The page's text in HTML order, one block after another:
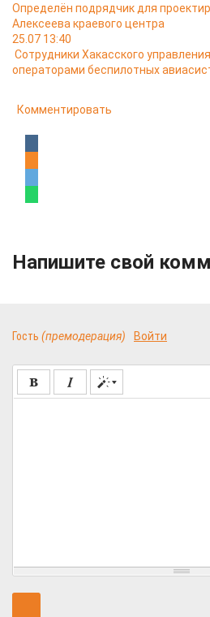
Определён подрядчик для
Алексеева краевого центра
25.07 13:40
Сотрудники Хакасского
операторами беспилотных
Комментировать
Напишите свой
Гость (премодерация) Войти